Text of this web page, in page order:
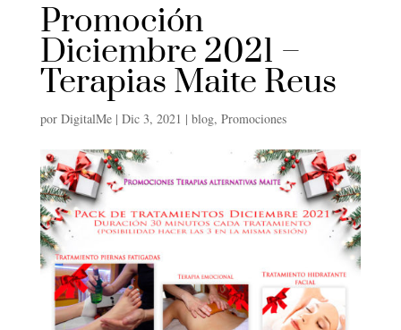
Promoción
Diciembre 2021 –
Terapias Maite Reus
por DigitalMe| Dic 3, 2021 | blog, Promociones